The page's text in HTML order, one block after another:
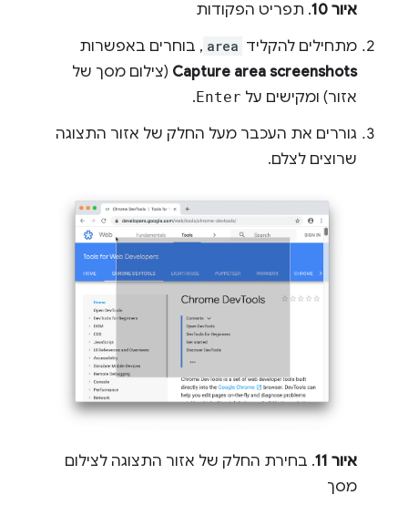
איור 10
. תפריט הפקודות
מתחילים להקליד area , בוחרים באפשרות
Capture area screenshots (צילום מסך של
אזור) ומקישים על Enter
.
גוררים את העכבר מעל החלק של אזור התצוגה
שרוצים לצלם.
איור 11
. בחירת החלק של אזור התצוגה לצילום
מסך